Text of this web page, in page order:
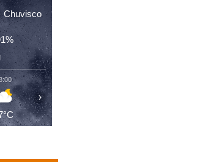
Chuvisco
04:00
16°C
›